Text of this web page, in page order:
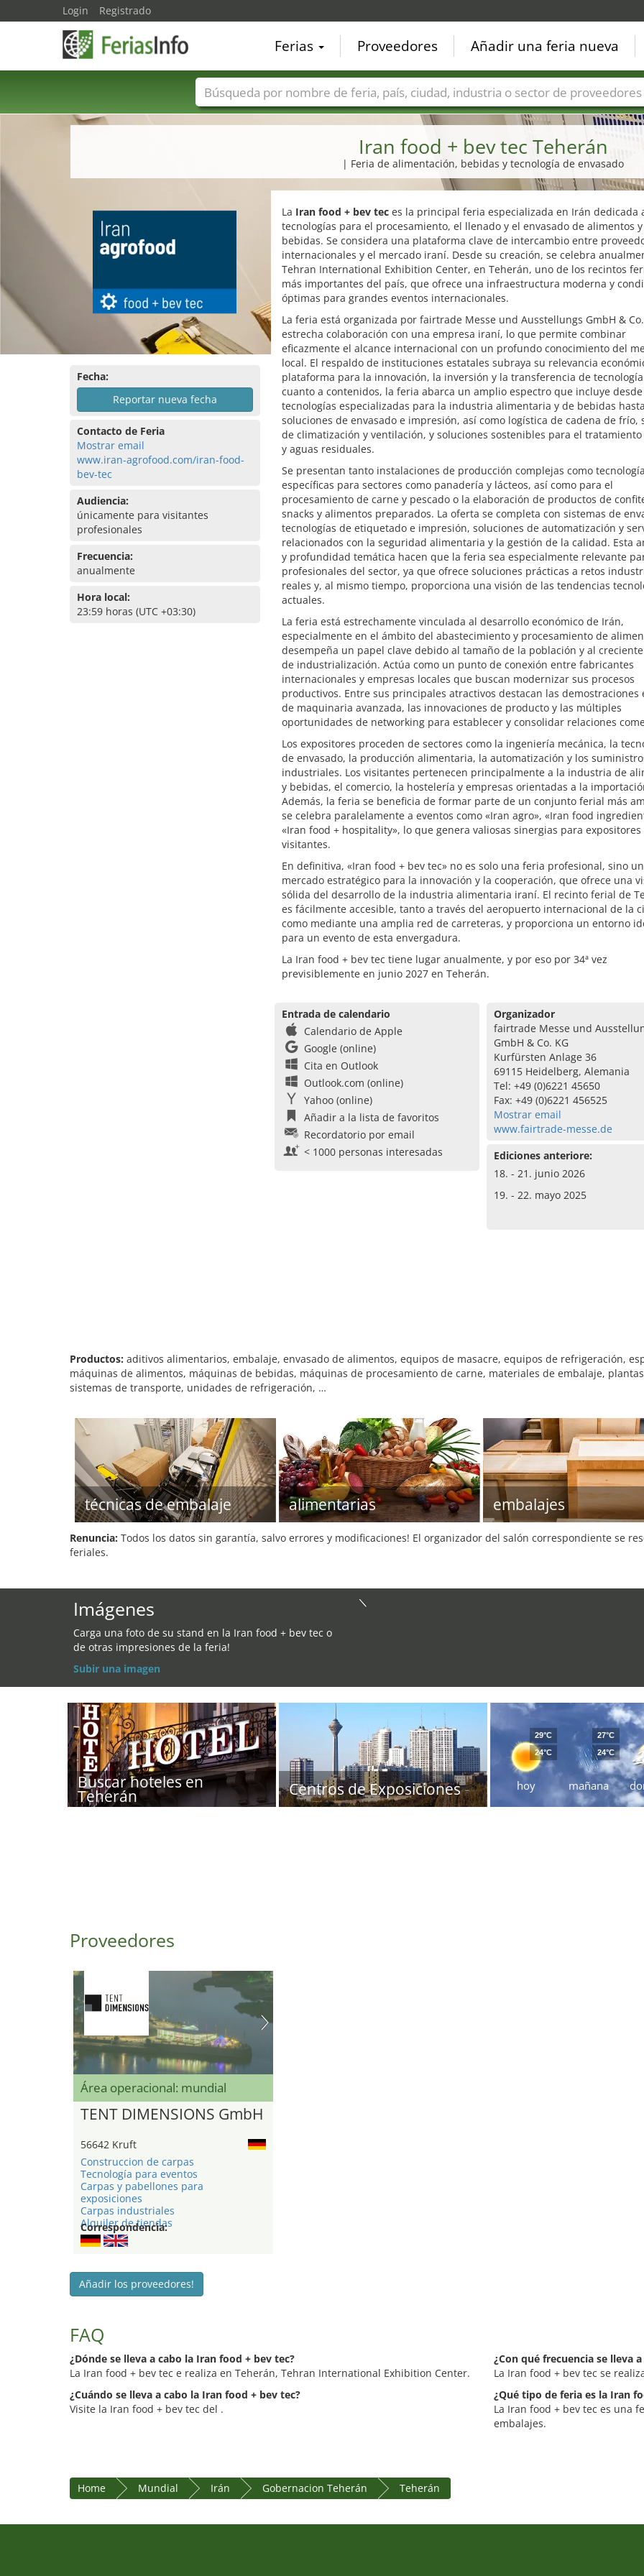
Iran food + bev tec Teherán
| Feria de alimentación, bebidas y tecnología de envasado
Fecha:
Reportar nueva fecha
Contacto de Feria
Mostrar email
www.iran-agrofood.com/iran-food-
bev-tec
Audiencia:
únicamente para visitantes
profesionales
Frecuencia:
anualmente
Hora local:
23:59 horas (UTC +03:30)
La Iran food + bev teces la principal feria especializada en Irán dedicada
tecnologías para el procesamiento, el llenado y el envasado de alimentos y
bebidas. Se considera una plataforma clave de intercambio entre
internacionales y el mercado iraní. Desde su creación, se celebra
Tehran International Exhibition Center, en Teherán, uno de los recintos
más importantes del país, que ofrece una infraestructura moderna y
óptimas para grandes eventos internacionales.
La feria está organizada por fairtrade Messe und Ausstellungs GmbH &
estrecha colaboración con una empresa iraní, lo que permite combinar
eficazmente el alcance internacional con un profundo conocimiento del
local. El respaldo de instituciones estatales subraya su relevancia
plataforma para la innovación, la inversión y la transferencia de
cuanto a contenidos, la feria abarca un amplio espectro que incluye desde
tecnologías especializadas para la industria alimentaria y de bebidas hasta
soluciones de envasado e impresión, así como logística de cadena de frío,
de climatización y ventilación, y soluciones sostenibles para el tratamiento
y aguas residuales.
Se presentan tanto instalaciones de producción complejas como
específicas para sectores como panadería y lácteos, así como para el
procesamiento de carne y pescado o la elaboración de productos de
snacks y alimentos preparados. La oferta se completa con sistemas de
tecnologías de etiquetado e impresión, soluciones de automatización y
relacionados con la seguridad alimentaria y la gestión de la calidad. Esta
y profundidad temática hacen que la feria sea especialmente relevante
profesionales del sector, ya que ofrece soluciones prácticas a retos
reales y, al mismo tiempo, proporciona una visión de las tendencias
actuales.
La feria está estrechamente vinculada al desarrollo económico de Irán,
especialmente en el ámbito del abastecimiento y procesamiento de
desempeña un papel clave debido al tamaño de la población y al
de industrialización. Actúa como un punto de conexión entre fabricantes
internacionales y empresas locales que buscan modernizar sus procesos
productivos. Entre sus principales atractivos destacan las demostraciones
de maquinaria avanzada, las innovaciones de producto y las múltiples
oportunidades de networking para establecer y consolidar relaciones
Los expositores proceden de sectores como la ingeniería mecánica, la
de envasado, la producción alimentaria, la automatización y los
industriales. Los visitantes pertenecen principalmente a la industria de
y bebidas, el comercio, la hostelería y empresas orientadas a la
Además, la feria se beneficia de formar parte de un conjunto ferial más
se celebra paralelamente a eventos como «Iran agro», «Iran food
«Iran food + hospitality», lo que genera valiosas sinergias para expositores
visitantes.
En definitiva, «Iran food + bev tec» no es solo una feria profesional, sino un
mercado estratégico para la innovación y la cooperación, que ofrece una
sólida del desarrollo de la industria alimentaria iraní. El recinto ferial de
es fácilmente accesible, tanto a través del aeropuerto internacional de la
como mediante una amplia red de carreteras, y proporciona un entorno
para un evento de esta envergadura.
La Iran food + bev tec tiene lugar anualmente, y por eso por 34ª vez
previsiblemente en junio 2027 en Teherán.
Entrada de calendario
Calendario de Apple
Google (online)
Cita en Outlook
Outlook.com (online)
Yahoo (online)
Añadir a la lista de favoritos
Recordatorio por email
< 1000 personas interesadas
Organizador
fairtrade Messe und
GmbH & Co. KG
Kurfürsten Anlage 36
69115 Heidelberg, Alemania
Tel: +49 (0)6221 45650
Fax: +49 (0)6221 456525
Mostrar email
www.fairtrade-messe.de
Ediciones anteriore:
18. - 21. junio 2026
19. - 22. mayo 2025
Productos: aditivos alimentarios, embalaje, envasado de alimentos, equipos de masacre, equipos de refrigeración,
máquinas de alimentos, máquinas de bebidas, máquinas de procesamiento de carne, materiales de embalaje,
sistemas de transporte, unidades de refrigeración, …
técnicas de embalaje alimentarias embalajes
Renuncia: Todos los datos sin garantía, salvo errores y modificaciones! El organizador del salón correspondiente se
feriales.
Imágenes
Carga una foto de su stand en la Iran food + bev tec o
de otras impresiones de la feria!
Subir una imagen
Buscar hoteles en
Teherán Centros de Exposiciones hoy
29°C
24°C
mañana
27°C
24°C
Proveedores
Área operacional: mundial
TENT DIMENSIONS GmbH
56642 Kruft
Construccion de carpas
Tecnología para eventos
Carpas y pabellones para
exposiciones
Carpas industriales
Alquiler de tiendas
Correspondencia:
Añadir los proveedores!
FAQ
¿Dónde se lleva a cabo la Iran food + bev tec?
La Iran food + bev tec e realiza en Teherán, Tehran International Exhibition Center.
¿Cuándo se lleva a cabo la Iran food + bev tec?
Visite la Iran food + bev tec del .
¿Con qué frecuencia se lleva
La Iran food + bev tec se
¿Qué tipo de feria es la Iran
La Iran food + bev tec es una
embalajes.
Home Mundial Irán Gobernacion Teherán Teherán
Login Registrado
Ferias Proveedores Añadir una feria nueva
Nombres de ferias Países Ciudades Sectores de ferias Sectores de